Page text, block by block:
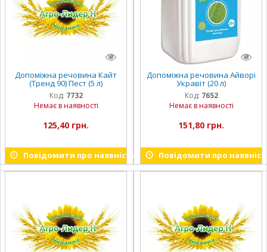
Допоміжна речовина Кайт
(Тренд 90) Пест (5 л)
Код: 7732
Немає в наявності
125,40 грн.
Повідомити про наявність
Допоміжна речовина Айворі
Укравіт (20 л)
Код: 7652
Немає в наявності
151,80 грн.
Повідомити про